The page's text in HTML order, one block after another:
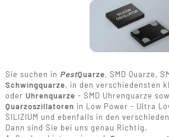
Sie suchen in PestQuarze, SMD Quarze,
Schwingquarze, in den verschiedensten
oder Uhrenquarze - SMD Uhrenquarze
Quarzoszillatoren in Low Power - Ultra
SILIZIUM und ebenfalls in den
Dann sind Sie bei uns genau Richtig.